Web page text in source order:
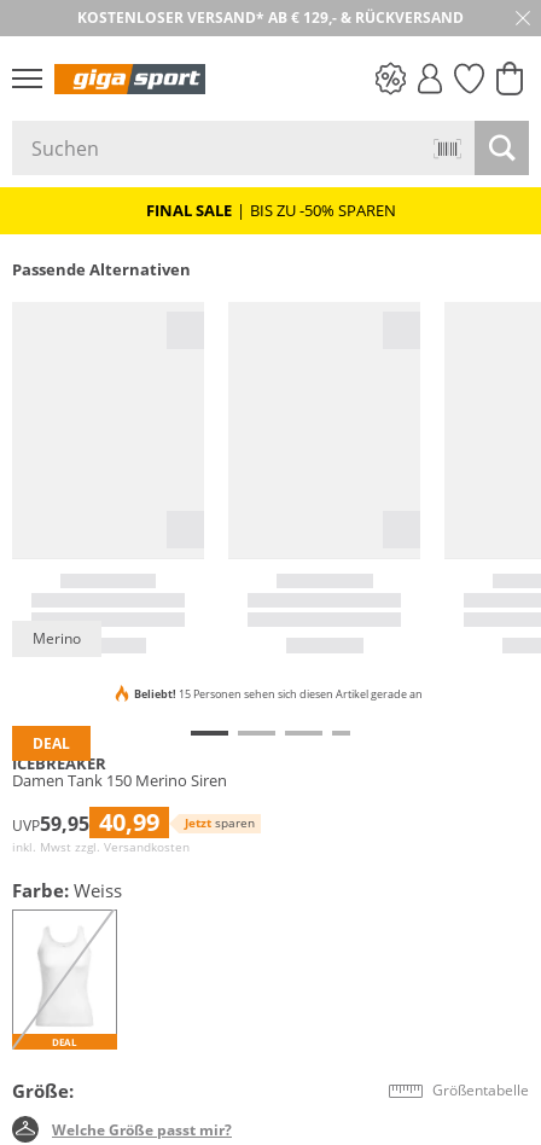
KOSTENLOSER VERSAND* AB € 129,- & RÜCKVERSAND
30 TAGE RÜCKGABE
FINAL SALE | BIS ZU -50% SPAREN
Passende Alternativen
DEAL
Merino
Beliebt! 15 Personen sehen sich diesen Artikel gerade an
ICEBREAKER
Damen Tank 150 Merino Siren
UVP59,95 40,99 Jetzt sparen
inkl. Mwst zzgl. Versandkosten
Farbe: Weiss
DEAL
Größe: Größentabelle
Welche Größe passt mir?